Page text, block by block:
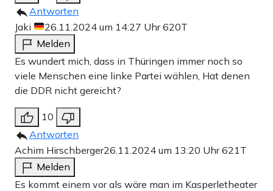
Antworten
Jaki
26.11.2024 um 14:27 Uhr620T
Melden
Es wundert mich, dass in Thüringen immer noch so
viele Menschen eine linke Partei wählen, Hat denen
die DDR nicht gereicht?
10
Antworten
Achim Hirschberger26.11.2024 um 13:20 Uhr621T
Melden
Es kommt einem vor als wäre man im Kasperletheater